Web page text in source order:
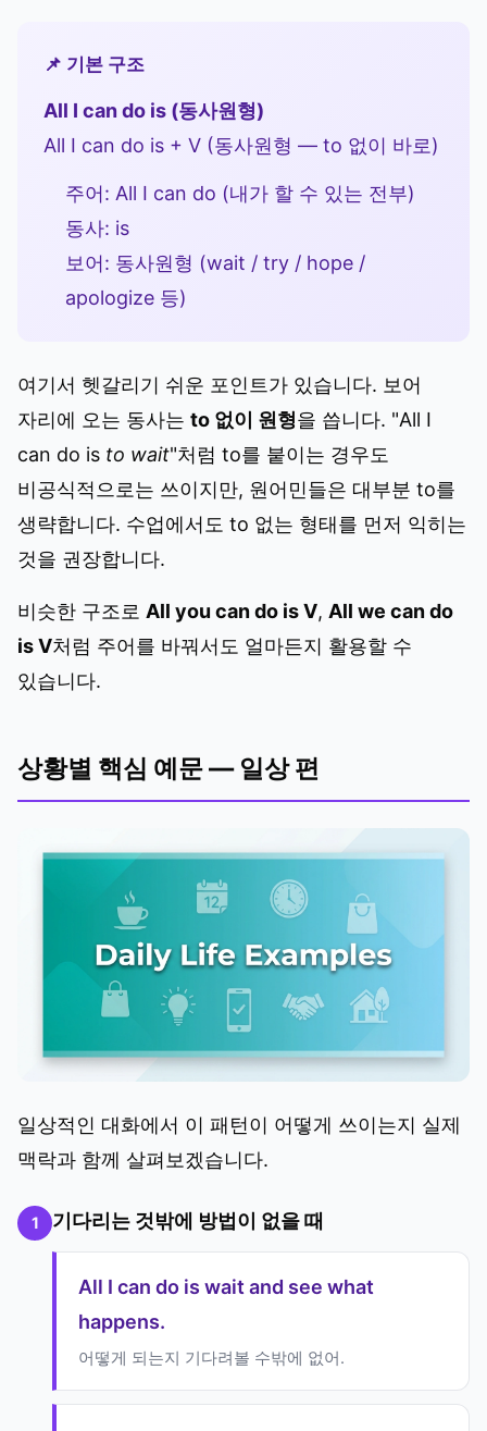
📌 기본 구조
All I can do is (동사원형)
All I can do is + V (동사원형 — to 없이 바로)
주어: All I can do (내가 할 수 있는 전부)
동사: is
보어: 동사원형 (wait / try / hope /
apologize 등)
여기서 헷갈리기 쉬운 포인트가 있습니다. 보어
자리에 오는 동사는 to 없이 원형을 씁니다. "All I
can do is to wait"처럼 to를 붙이는 경우도
비공식적으로는 쓰이지만, 원어민들은 대부분 to를
생략합니다. 수업에서도 to 없는 형태를 먼저 익히는
것을 권장합니다.
비슷한 구조로 All you can do is V, All we can do
is V처럼 주어를 바꿔서도 얼마든지 활용할 수
있습니다.
상황별 핵심 예문 — 일상 편
일상적인 대화에서 이 패턴이 어떻게 쓰이는지 실제
맥락과 함께 살펴보겠습니다.
1 기다리는 것밖에 방법이 없을 때
All I can do is wait and see what
happens.
어떻게 되는지 기다려볼 수밖에 없어.